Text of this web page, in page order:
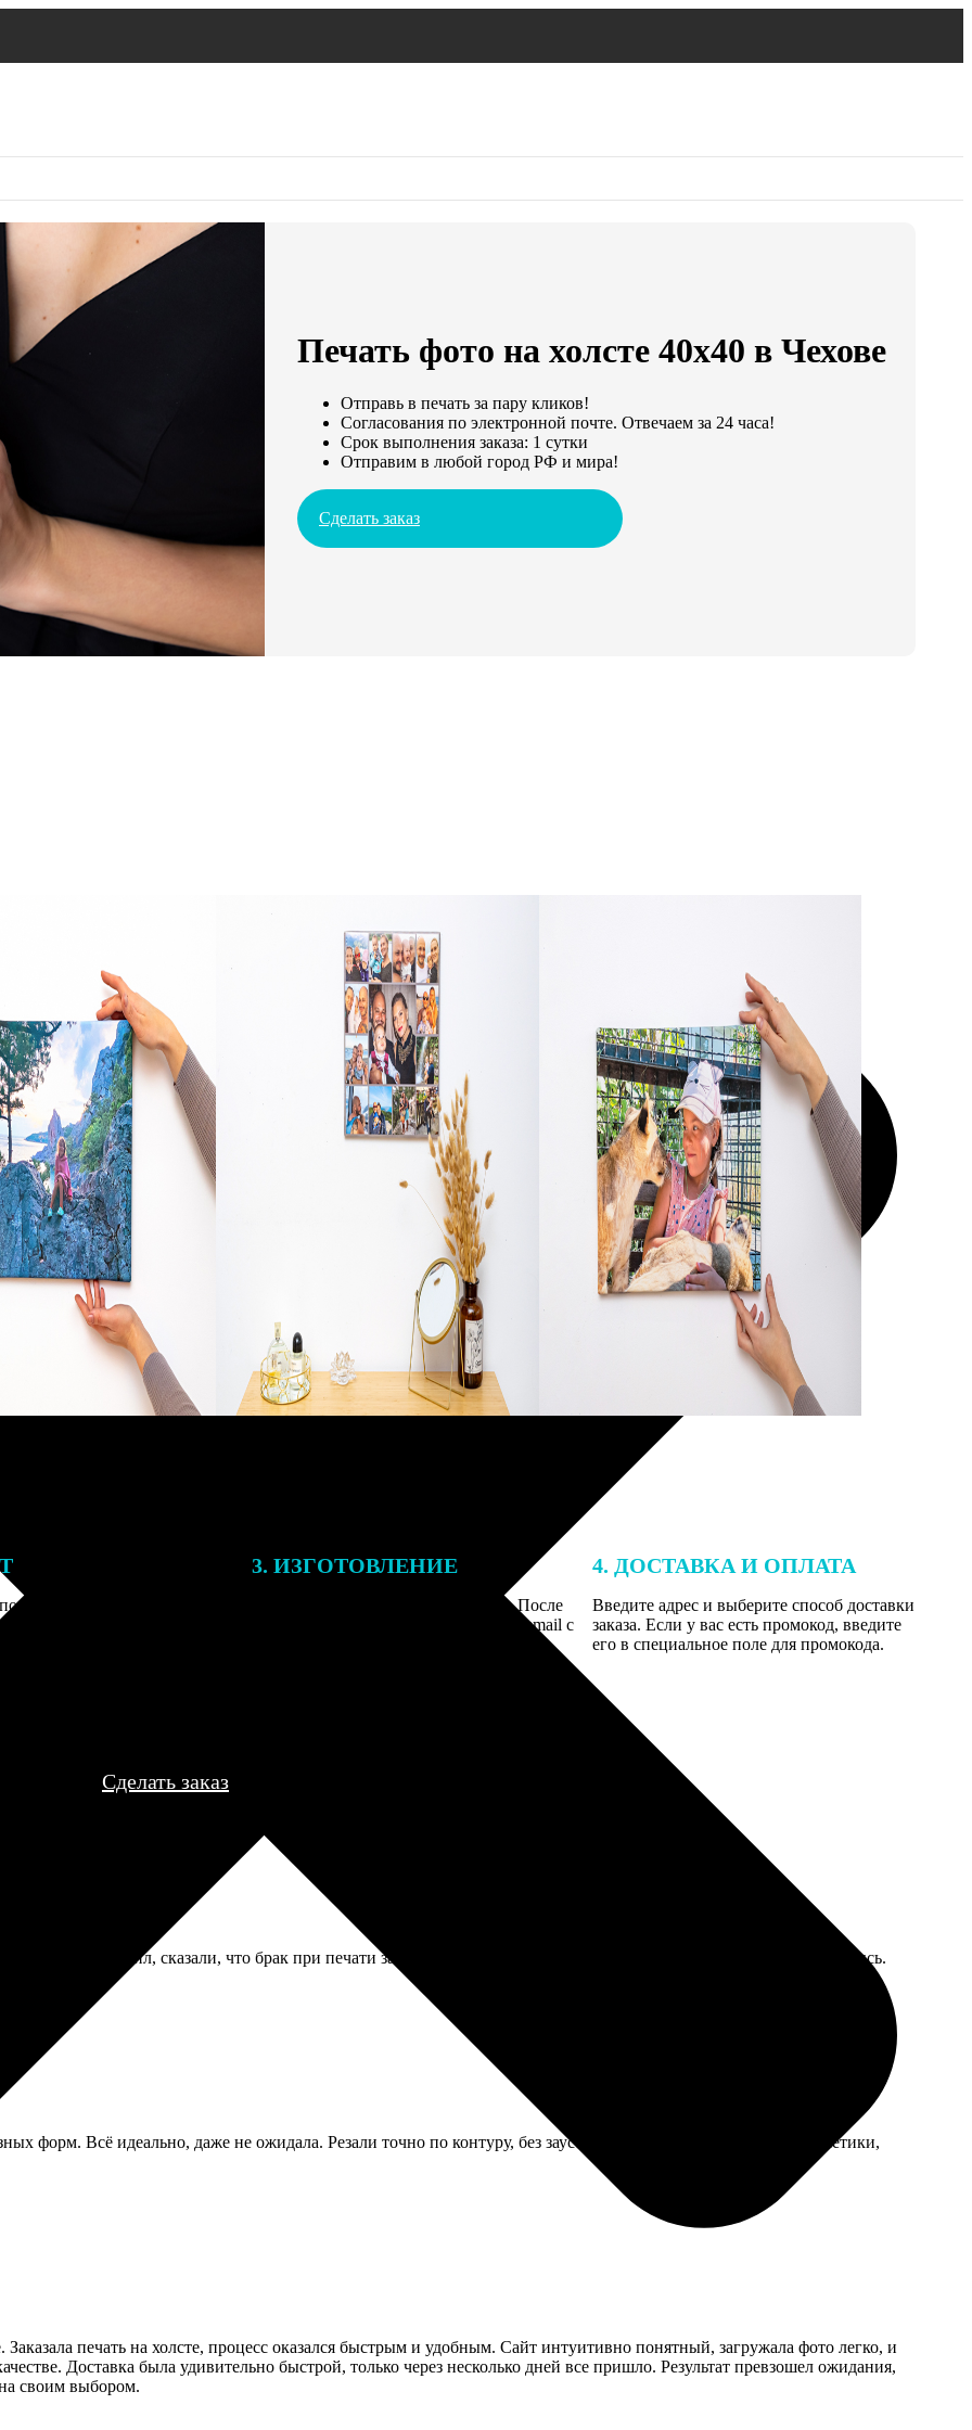
Печать фото на холсте 40х40 в Чехове
Отправь в печать за пару кликов!
Согласования по электронной почте. Отвечаем за 24 часа!
Срок выполнения заказа: 1 сутки
Отправим в любой город РФ и мира!
Сделать заказ
заказа к печати
могут связаться с Вами
телефону или email для
деталей.
3. ИЗГОТОВЛЕНИЕ
Оплатите заказ банковской картой. После
оплаты получите подтверждение на email с
описанием заказа. Когда отправим заказ
4. ДОСТАВКА И ОПЛАТА
Введите адрес и выберите способ доставки
заказа. Если у вас есть промокод, введите
его в специальное поле для промокода.
Сделать заказ
Позвонил, сказали, что брак при печати заметили, переделывают. Довезли на следующий день, извинились.
форм. Всё идеально, даже не ожидала. Резали точно по контуру, без заусенцев. Упаковали в отдельные пакетики,
печать на холсте, процесс оказался быстрым и удобным. Сайт интуитивно понятный, загружала фото легко, и
Доставка была удивительно быстрой, только через несколько дней все пришло. Результат превзошел ожидания,
своим выбором.